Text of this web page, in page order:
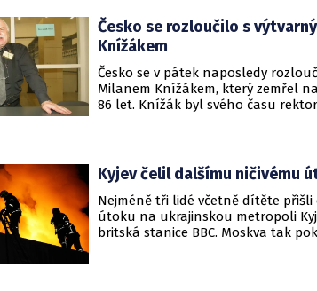
Česko se rozloučilo s
Knížákem
Česko se v pátek naposledy
Milanem Knížákem, který zemřel
86 let. Knížák byl svého času
Kyjev čelil dalšímu ničivému
Nejméně tři lidé včetně dítěte
útoku na ukrajinskou metropoli
britská stanice BBC. Moskva tak